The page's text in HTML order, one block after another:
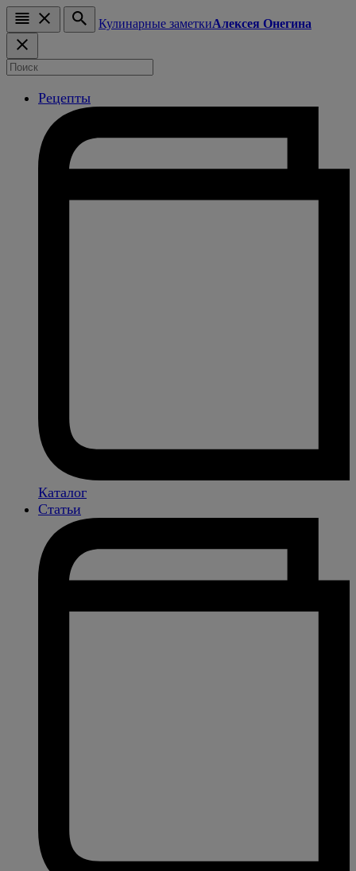
Кулинарные заметкиАлексея Онегина
Рецепты
Каталог
Статьи